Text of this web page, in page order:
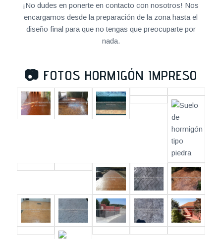
¡No dudes en ponerte en contacto con nosotros! Nos
encargamos desde la preparación de la zona hasta el
diseño final para que no tengas que preocuparte por
nada.
📷 FOTOS HORMIGÓN IMPRESO